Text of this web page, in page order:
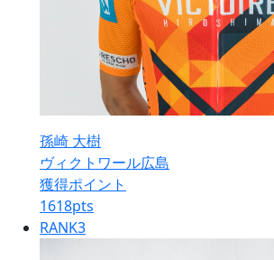
孫崎 大樹
ヴィクトワール広島
獲得ポイント
1618pts
RANK3